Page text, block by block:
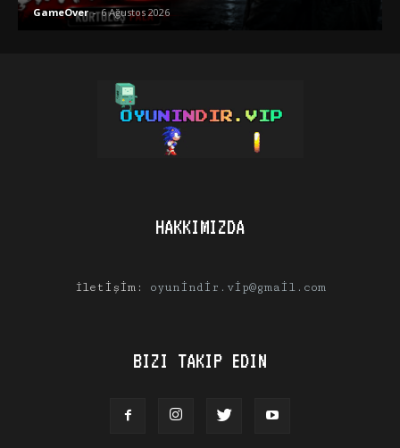
GameOver - 6 Ağustos 2026
HAKKIMIZDA
İletişim: oyunindir.vip@gmail.com
BIZI TAKIP EDIN